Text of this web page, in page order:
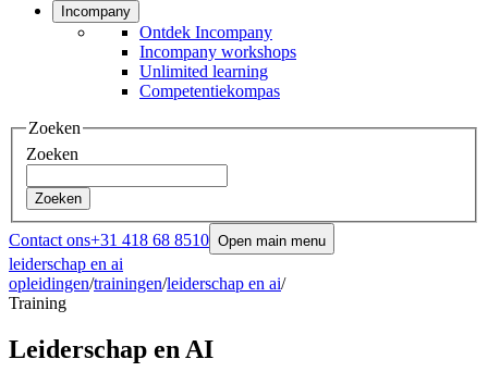
Incompany
Ontdek Incompany
Incompany workshops
Unlimited learning
Competentiekompas
Zoeken
Zoeken
Zoeken
Contact ons+31 418 68 8510 Open main menu
leiderschap en ai
opleidingen/trainingen/leiderschap en ai/
Training
Leiderschap en AI